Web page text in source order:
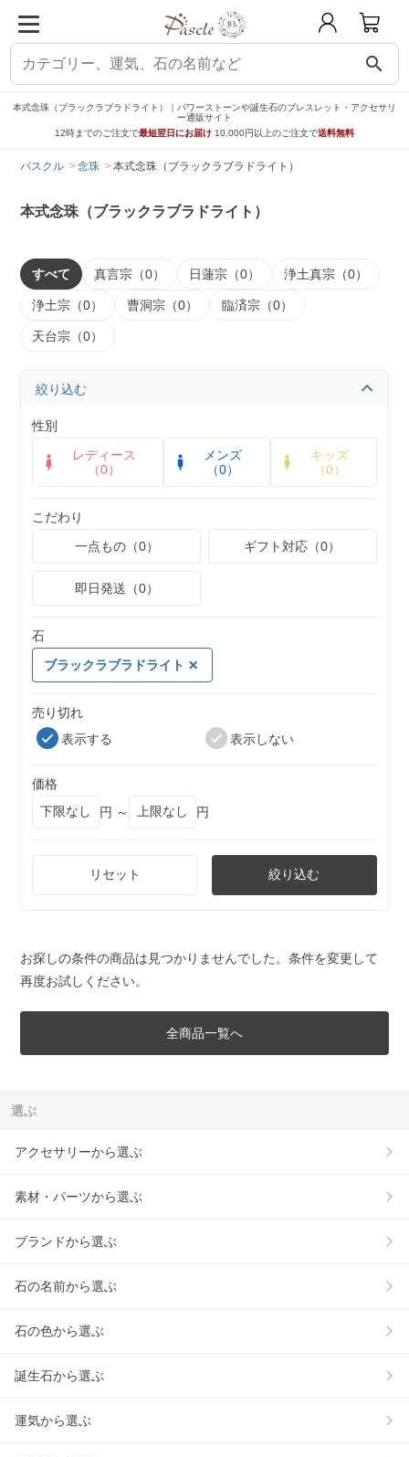
search
本式念珠（ブラックラブラドライト）｜パワーストーンや誕生石のブレスレット・アクセサリ
ー通販サイト
12時までのご注文で最短翌日にお届け 10,000円以上のご注文で送料無料
パスクル 念珠 本式念珠（ブラックラブラドライト）
本式念珠（ブラックラブラドライト）
すべて 真言宗（0） 日蓮宗（0） 浄土真宗（0）
浄土宗（0） 曹洞宗（0） 臨済宗（0）
天台宗（0）
絞り込む
性別
レディース
（0）
メンズ
（0）
キッズ
（0）
こだわり
一点もの（0）
ギフト対応（0）
即日発送（0）
石
ブラックラブラドライト
売り切れ
表示する
表示しない
価格
円 ～
円
リセット 絞り込む
お探しの条件の商品は見つかりませんでした。条件を変更して
再度お試しください。
全商品一覧へ
選ぶ
アクセサリーから選ぶ
素材・パーツから選ぶ
ブランドから選ぶ
石の名前から選ぶ
石の色から選ぶ
誕生石から選ぶ
運気から選ぶ